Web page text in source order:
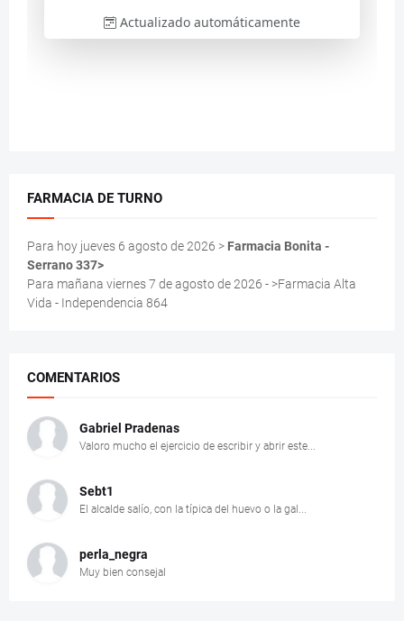
FARMACIA DE TURNO
Para hoy jueves 6 agosto de 2026 > Farmacia Bonita -
Serrano 337>
Para mañana viernes 7 de agosto de 2026 - >Farmacia Alta
Vida - Independencia 864
COMENTARIOS
Gabriel Pradenas
Valoro mucho el ejercicio de escribir y abrir este...
Sebt1
El alcalde salío, con la típica del huevo o la gal...
perla_negra
Muy bien consejal